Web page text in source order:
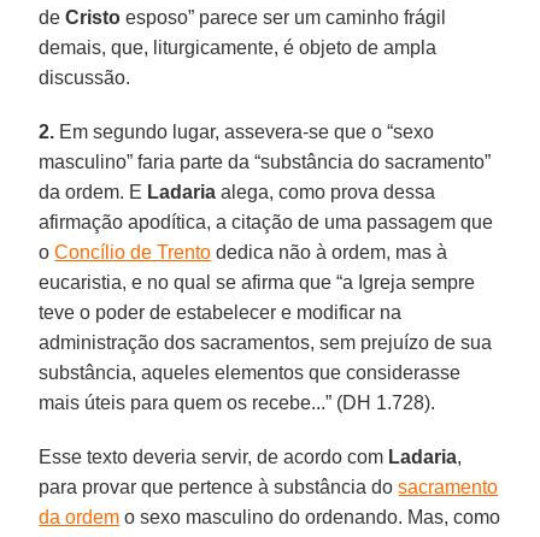
deCristo esposo” parece ser um caminho frágil
demais, que, liturgicamente, é objeto de ampla
discussão.
2. Em segundo lugar, assevera-se que o “sexo
masculino” faria parte da “substância do sacramento”
da ordem. E Ladaria alega, como prova dessa
afirmação apodítica, a citação de uma passagem que
oConcílio de Trento dedica não à ordem, mas à
eucaristia, e no qual se afirma que “a Igreja sempre
teve o poder de estabelecer e modificar na
administração dos sacramentos, sem prejuízo de sua
substância, aqueles elementos que considerasse
mais úteis para quem os recebe...” (DH 1.728).
Esse texto deveria servir, de acordo com Ladaria,
para provar que pertence à substância dosacramento
da ordem o sexo masculino do ordenando. Mas, como